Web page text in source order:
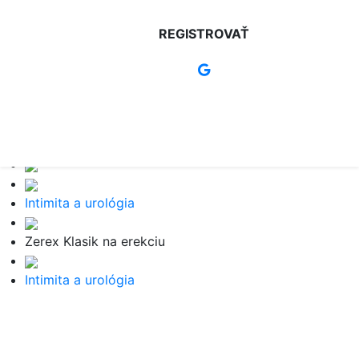
REGISTROVAŤ
Intimita a urológia
Zerex Klasik na erekciu
Intimita a urológia